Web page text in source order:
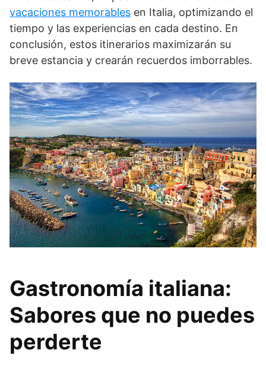
vacaciones memorables en Italia, optimizando el
tiempo y las experiencias en cada destino. En
conclusión, estos itinerarios maximizarán su
breve estancia y crearán recuerdos imborrables.
Gastronomía italiana:
Sabores que no puedes
perderte